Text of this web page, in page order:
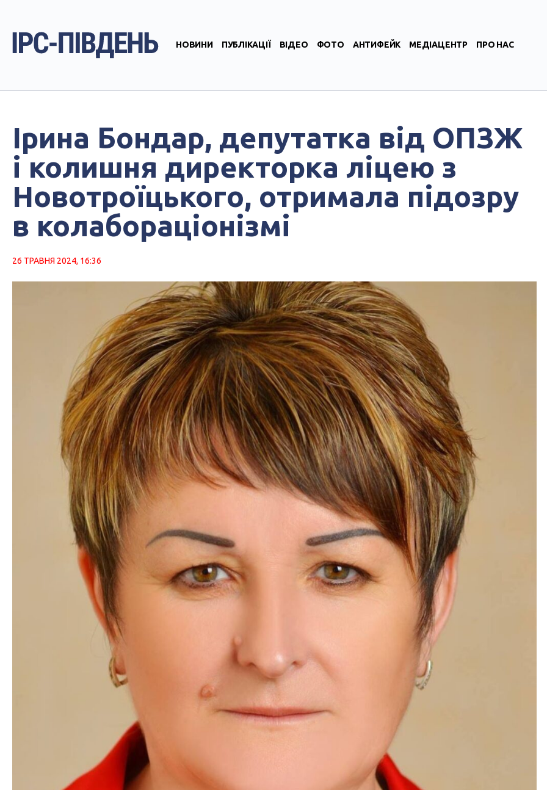
НОВИНИ ПУБЛІКАЦІЇ ВІДЕО ФОТО АНТИФЕЙК МЕДІАЦЕНТР ПРО НАС
Ірина Бондар, депутатка від ОПЗЖ
і колишня директорка ліцею з
Новотроїцького, отримала підозру
в колабораціонізмі
26 ТРАВНЯ 2024, 16:36